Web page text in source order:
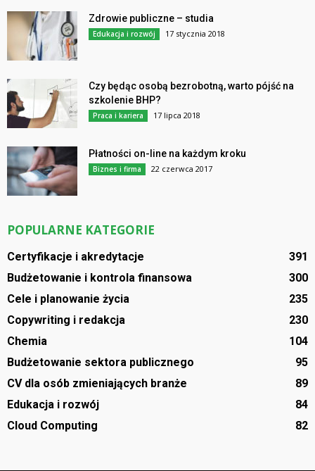
Zdrowie publiczne – studia
Edukacja i rozwój 17 stycznia 2018
Czy będąc osobą bezrobotną, warto pójść na
szkolenie BHP?
Praca i kariera 17 lipca 2018
Płatności on-line na każdym kroku
Biznes i firma 22 czerwca 2017
POPULARNE KATEGORIE
Certyfikacje i akredytacje
391
Budżetowanie i kontrola finansowa
300
Cele i planowanie życia
235
Copywriting i redakcja
230
Chemia
104
Budżetowanie sektora publicznego
95
CV dla osób zmieniających branże
89
Edukacja i rozwój
84
Cloud Computing
82